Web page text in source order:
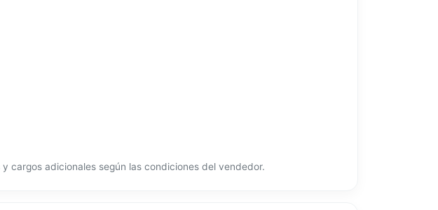
cargos adicionales según las condiciones del vendedor.